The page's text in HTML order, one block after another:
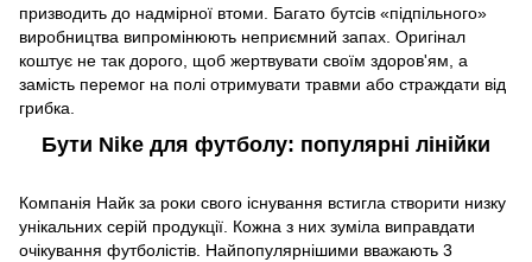
призводить до надмірної втоми. Багато бутсів «підпільного»
виробництва випромінюють неприємний запах. Оригінал
коштує не так дорого, щоб жертвувати своїм здоров'ям, а
замість перемог на полі отримувати травми або страждати від
грибка.
Бути Nike для футболу: популярні лінійки
Компанія Найк за роки свого існування встигла створити низку
унікальних серій продукції. Кожна з них зуміла виправдати
очікування футболістів. Найпопулярнішими вважають 3